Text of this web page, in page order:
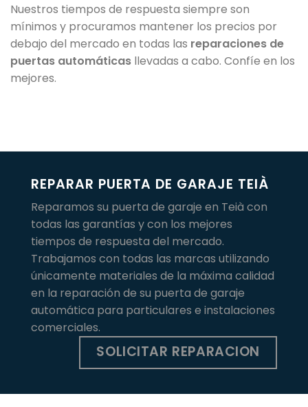
Nuestros tiempos de respuesta siempre son
mínimos y procuramos mantener los precios por
debajo del mercado en todas las reparaciones de
puertas automáticas llevadas a cabo. Confíe en los
mejores.
REPARAR PUERTA DE GARAJE TEIÀ
Reparamos su puerta de garaje en Teià con
todas las garantías y con los mejores
tiempos de respuesta del mercado.
Trabajamos con todas las marcas utilizando
únicamente materiales de la máxima calidad
en la reparación de su puerta de garaje
automática para particulares e instalaciones
comerciales.
SOLICITAR REPARACION